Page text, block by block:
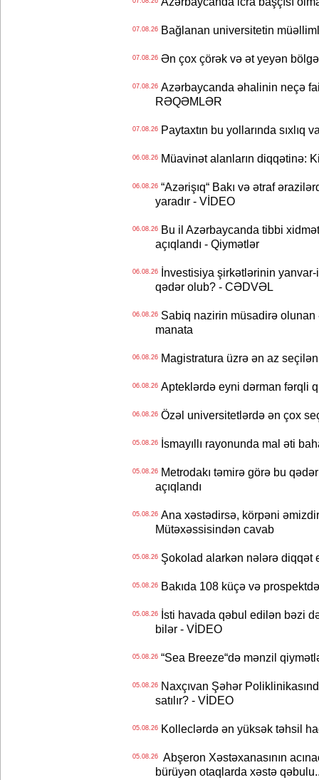
07.08.26Bağlanan universitetin
07.08.26Ən çox çörək və ət yeyən
07.08.26Azərbaycanda əhalinin neçə
RƏQƏMLƏR
07.08.26Paytaxtın bu yollarında sıxlıq
06.08.26Müavinət alanların diqqətinə:
06.08.26“Azərişıq“ Bakı və ətraf
yaradır - VİDEO
06.08.26Bu il Azərbaycanda tibbi
açıqlandı - Qiymətlər
06.08.26İnvestisiya şirkətlərinin yanvar-
qədər olub? - CƏDVƏL
06.08.26Sabiq nazirin müsadirə olunan
manata
06.08.26Magistratura üzrə ən az
06.08.26Apteklərdə eyni dərman fərqli
06.08.26Özəl universitetlərdə ən çox
05.08.26İsmayıllı rayonunda mal əti
05.08.26Metrodakı təmirə görə bu
açıqlandı
05.08.26Ana xəstədirsə, körpəni
Mütəxəssisindən cavab
05.08.26Şokolad alarkən nələrə diqqət
05.08.26Bakıda 108 küçə və
05.08.26İsti havada qəbul edilən bəzi
bilər - VİDEO
05.08.26“Sea Breeze“də mənzil
05.08.26Naxçıvan Şəhər
satılır? - VİDEO
05.08.26Kolleclərdə ən yüksək təhsil
05.08.26Abşeron Xəstəxanasının
bürüyən otaqlarda xəstə